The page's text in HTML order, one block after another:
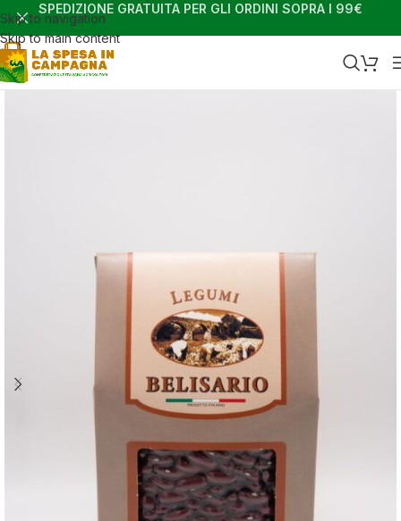
Skip to navigation
Skip to main content
SPEDIZIONE GRATUITA PER GLI ORDINI SOPRA I 99€